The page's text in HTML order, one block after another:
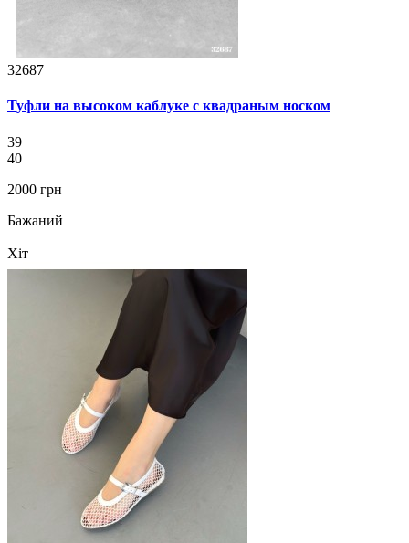
32687
Туфли на высоком каблуке с квадраным носком
39
40
2000 грн
Бажаний
Хіт